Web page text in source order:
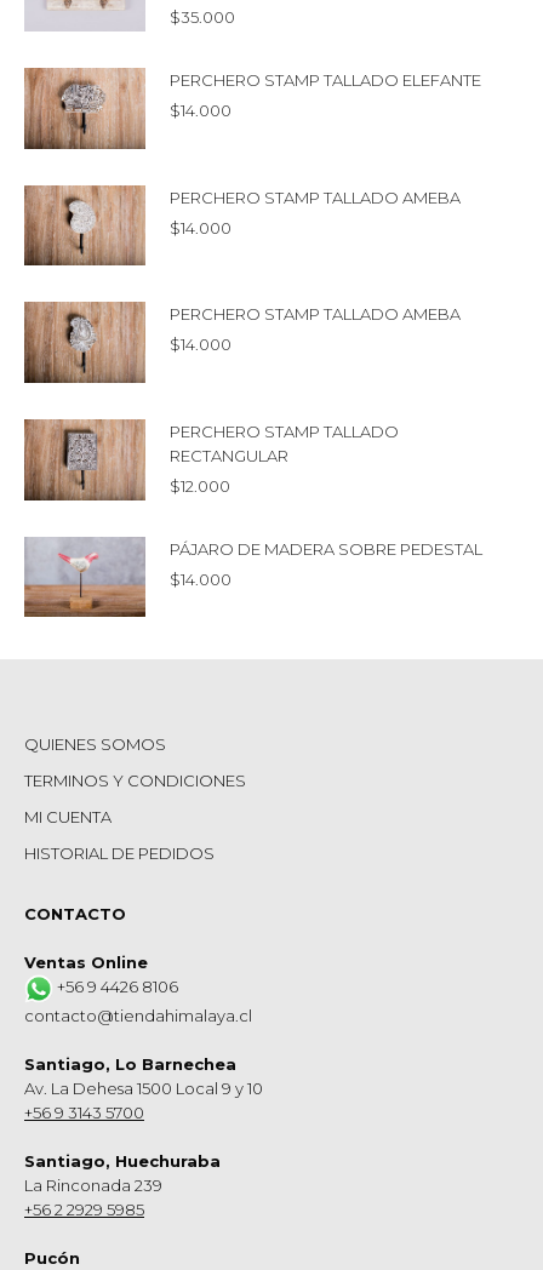
$35.000
PERCHERO STAMP TALLADO ELEFANTE
$14.000
PERCHERO STAMP TALLADO AMEBA
$14.000
PERCHERO STAMP TALLADO AMEBA
$14.000
PERCHERO STAMP TALLADO
RECTANGULAR
$12.000
PÁJARO DE MADERA SOBRE PEDESTAL
$14.000
QUIENES SOMOS
TERMINOS Y CONDICIONES
MI CUENTA
HISTORIAL DE PEDIDOS
CONTACTO
Ventas Online
+56 9 4426 8106
contacto@tiendahimalaya.cl
Santiago, Lo Barnechea
Av. La Dehesa 1500 Local 9 y 10
+56 9 3143 5700
Santiago, Huechuraba
La Rinconada 239
+56 2 2929 5985
Pucón